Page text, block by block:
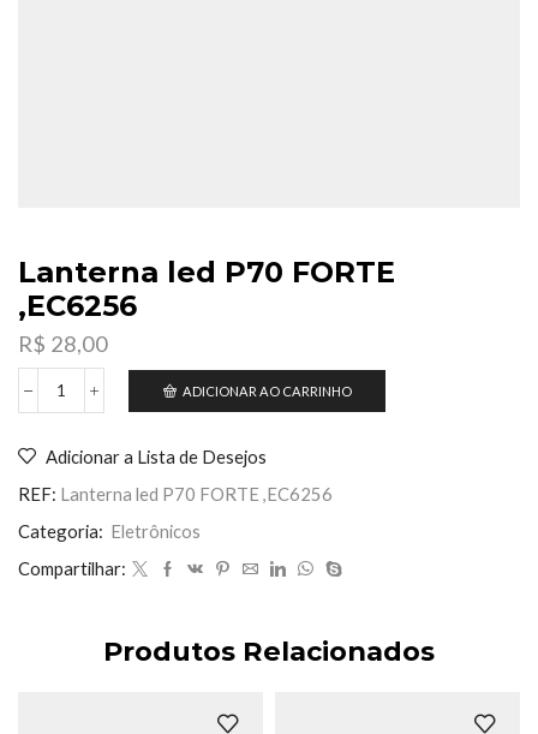
Lanterna led P70 FORTE
,EC6256
R$ 28,00
Lanterna
FORTE
,EC6256
ADICIONAR AO CARRINHO
Adicionar a Lista de Desejos
REF: Lanterna led P70 FORTE ,EC6256
Categoria: Eletrônicos
Compartilhar:
Produtos Relacionados